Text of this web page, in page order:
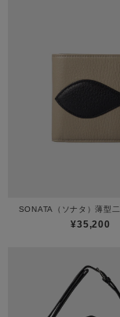
SONATA（ソナタ）薄型
¥35,200